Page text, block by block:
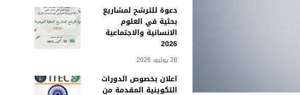
دعوة للترشح لمشاريع
بحثية في العلوم
الانسانية والاجتماعية
2026
28 يوليو، 2026
اعلان بخصوص الدورات
التكوينية المقدمة من